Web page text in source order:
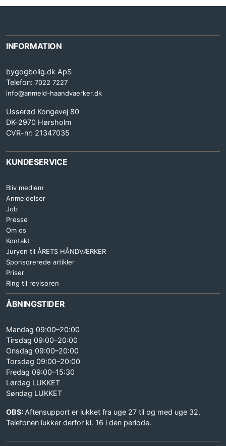
INFORMATION
bygogbolig.dk ApS
Telefon: 7022 7227
info@anmeld-haandvaerker.dk
Usserød Kongevej 80
DK-2970 Hørsholm
CVR-nr: 21347035
KUNDESERVICE
Bliv medlem
Anmeldelser
Job
Presse
Om os
Kontakt
Juryen til ÅRETS HÅNDVÆRKER
Sponsorerede artikler
Priser
Ring til revisoren
ÅBNINGSTIDER
Mandag 09:00–20:00
Tirsdag 09:00–20:00
Onsdag 09:00–20:00
Torsdag 09:00–20:00
Fredag 09:00–15:30
Lørdag LUKKET
Søndag LUKKET
OBS: Aftensupport er lukket fra uge 27 til og med uge 32.
Telefonen lukker derfor kl. 16 i den periode.